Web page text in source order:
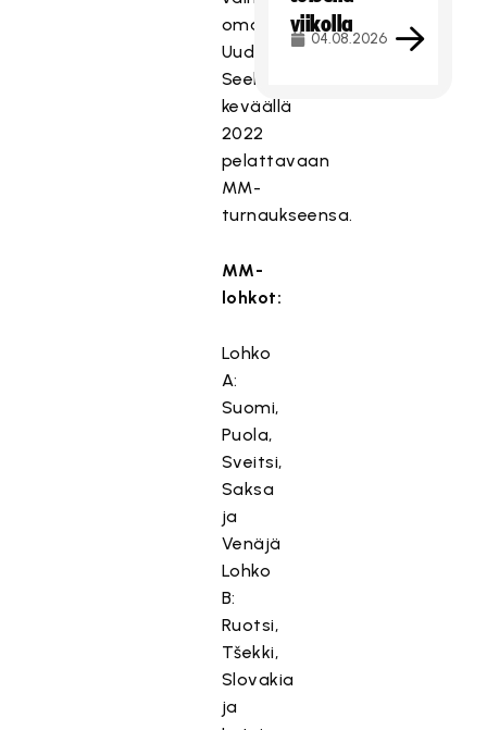
omaan
Uudessa-
Seelannissa
keväällä
2022
pelattavaan
MM-
turnaukseensa.
MM-
lohkot:
Lohko
A:
Suomi,
Puola,
Sveitsi,
Saksa
ja
Venäjä
Lohko
B:
Ruotsi,
Tšekki,
Slovakia
ja
viikolla
04.08.2026